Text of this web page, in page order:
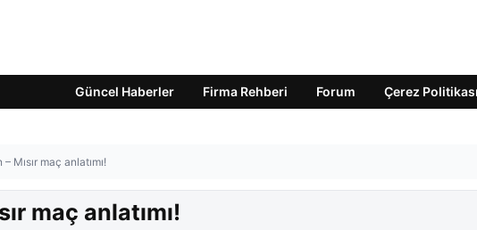
Güncel Haberler Firma Rehberi Forum Çerez Politikası
Mısır maç anlatımı!
maç anlatımı!